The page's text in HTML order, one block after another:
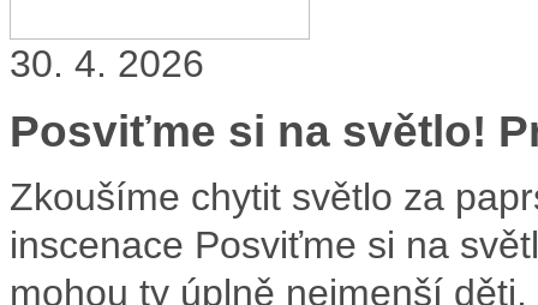
30. 4. 2026
Posviťme si na světlo!
Zkoušíme chytit světlo za
inscenace Posviťme si na
mohou ty úplně nejmenší